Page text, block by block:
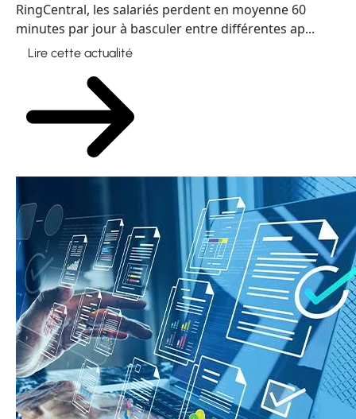
RingCentral, les salariés perdent en moyenne 60
minutes par jour à basculer entre différentes ap...
Lire cette actualité